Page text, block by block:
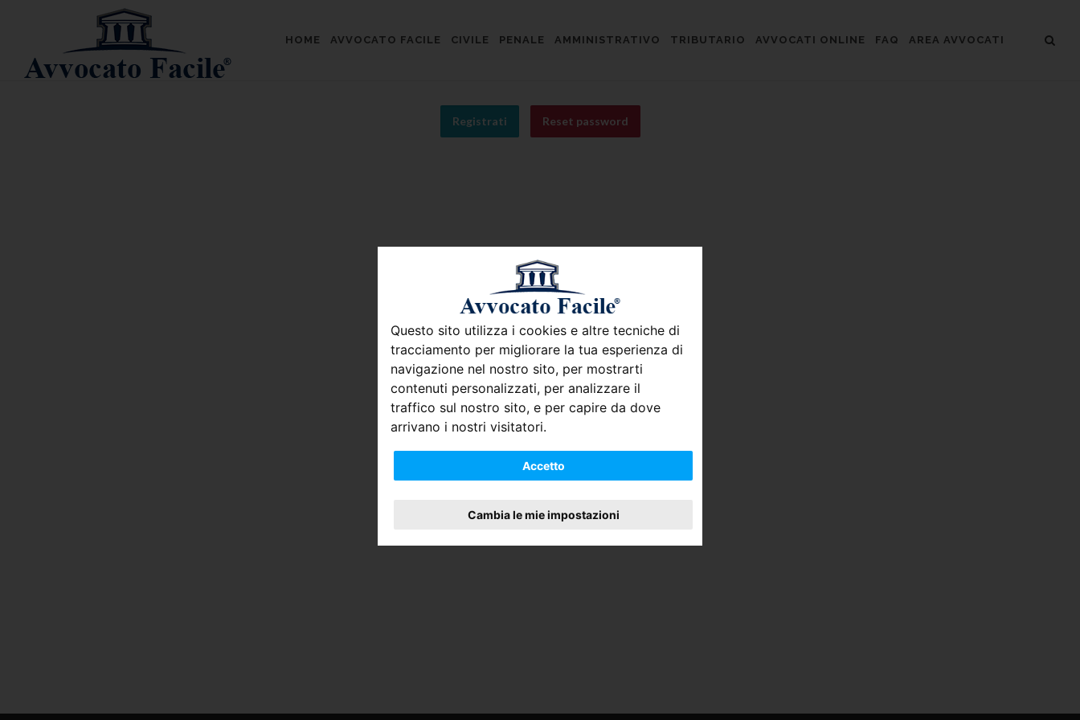
Questo sito utilizza i cookies e altre tecniche di
tracciamento per migliorare la tua esperienza di
navigazione nel nostro sito, per mostrarti
contenuti personalizzati, per analizzare il
traffico sul nostro sito, e per capire da dove
arrivano i nostri visitatori.
Accetto
Cambia le mie impostazioni
HOME AVVOCATO FACILE CIVILE PENALE AMMINISTRATIVO TRIBUTARIO AVVOCATI ONLINE FAQ AREA AVVOCATI
Registrati Reset password